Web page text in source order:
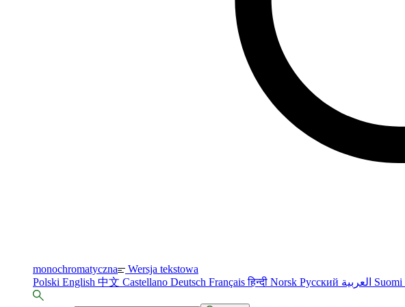
monochromatyczna Wersja tekstowa
Polski English 中文 Castellano Deutsch Françaisहिन्दी Norsk Русский Suomi